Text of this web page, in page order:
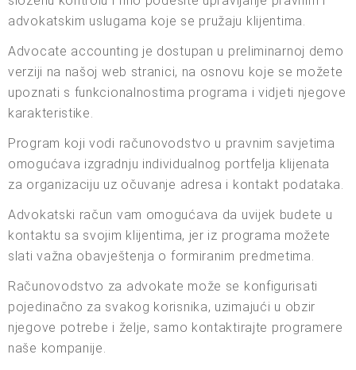
advokatskim uslugama koje se pružaju klijentima.
Advocate accounting je dostupan u preliminarnoj demo
verziji na našoj web stranici, na osnovu koje se možete
upoznati s funkcionalnostima programa i vidjeti njegove
karakteristike.
Program koji vodi računovodstvo u pravnim savjetima
omogućava izgradnju individualnog portfelja klijenata
za organizaciju uz očuvanje adresa i kontakt podataka.
Advokatski račun vam omogućava da uvijek budete u
kontaktu sa svojim klijentima, jer iz programa možete
slati važna obavještenja o formiranim predmetima.
Računovodstvo za advokate može se konfigurisati
pojedinačno za svakog korisnika, uzimajući u obzir
njegove potrebe i želje, samo kontaktirajte programere
naše kompanije.